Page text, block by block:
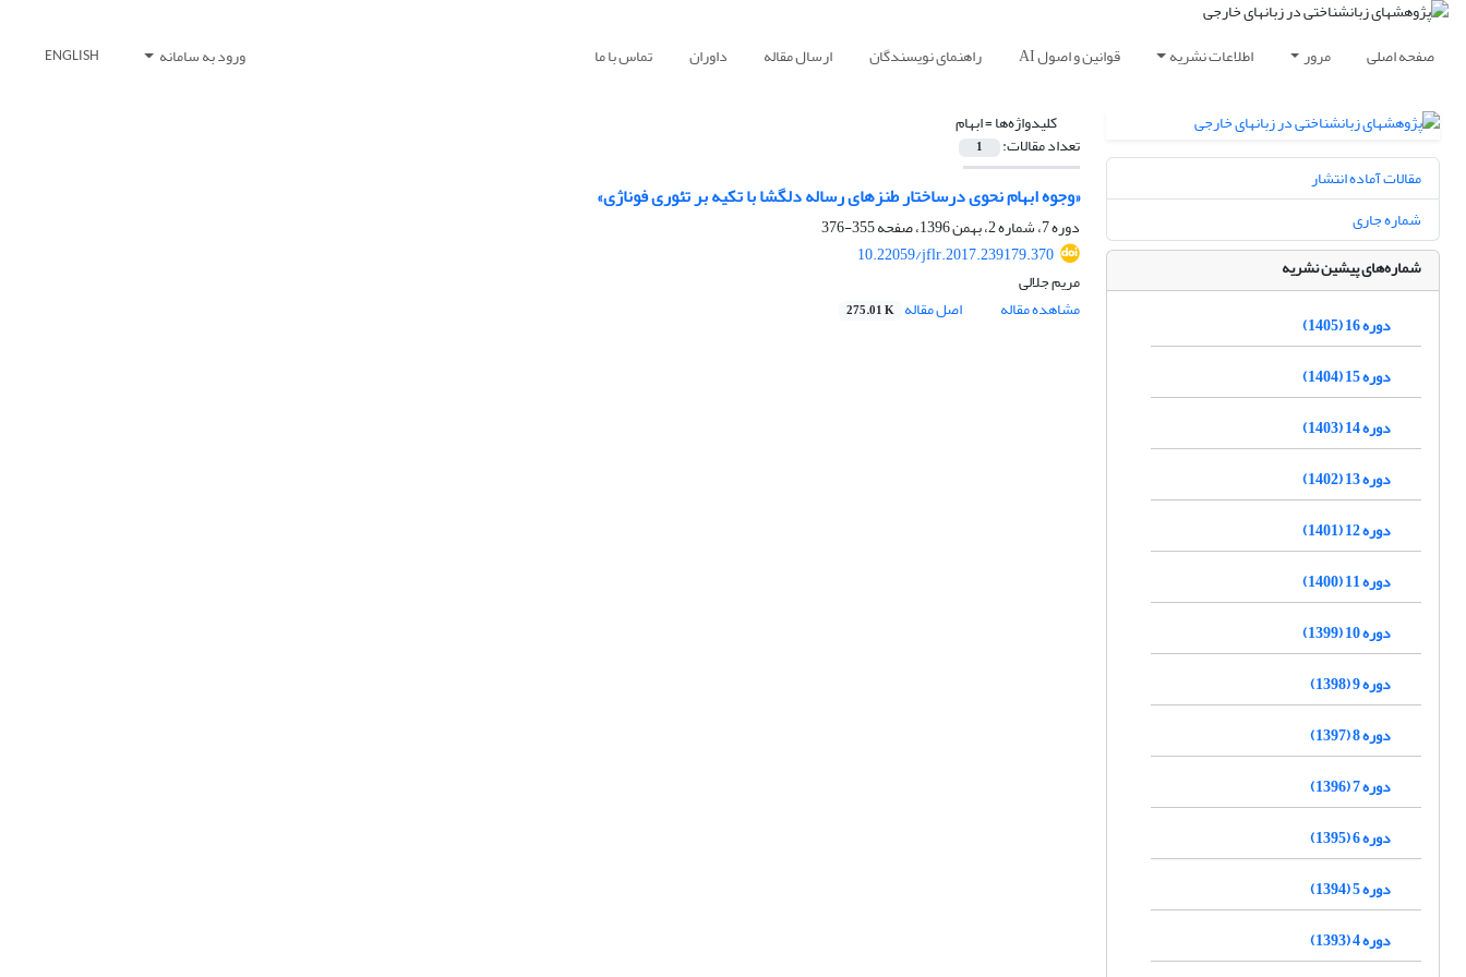
صفحه اصلی مرور اطلاعات نشریه قوانین و اصول AI راهنمای نویسندگان ارسال مقاله داوران تماس با ما ورود به سامانه ENGLISH
کلیدواژه‌ها =ابهام
تعداد مقالات: 1
«وجوه ابهام نحوی درساختار طنزهای رساله دلگشا با تکیه بر تئوری فوناژی»
دوره 7، شماره 2، بهمن 1396، صفحه
355-376
10.22059/jflr.2017.239179.370
مریم جلالی
مشاهده مقاله
اصل مقاله 275.01 K
مقالات آماده انتشار
شماره جاری
شماره‌های پیشین نشریه
دوره 16 (1405)
دوره 15 (1404)
دوره 14 (1403)
دوره 13 (1402)
دوره 12 (1401)
دوره 11 (1400)
دوره 10 (1399)
دوره 9 (1398)
دوره 8 (1397)
دوره 7 (1396)
دوره 6 (1395)
دوره 5 (1394)
دوره 4 (1393)